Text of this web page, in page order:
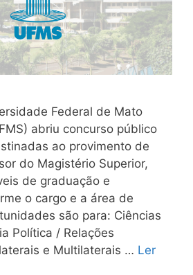
Federal de Mato
abriu concurso público
ao provimento de
do Magistério Superior,
de graduação e
o cargo e a área de
são para: Ciências
Política / Relações
e Multilaterais … Ler